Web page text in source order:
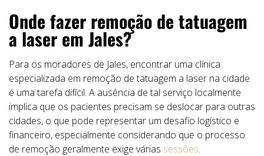
Onde fazer remoção de tatuagem
a laser em Jales?
Para os moradores de Jales, encontrar uma clínica
especializada em remoção de tatuagem a laser na cidade
é uma tarefa difícil. A ausência de tal serviço localmente
implica que os pacientes precisam se deslocar para outras
cidades, o que pode representar um desafio logístico e
financeiro, especialmente considerando que o processo
de remoção geralmente exige várias sessões.